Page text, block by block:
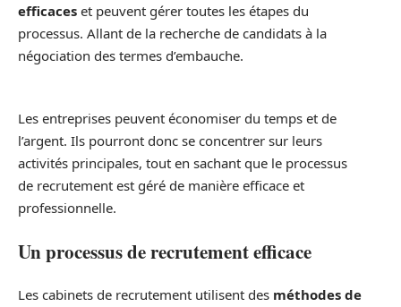
efficaces et peuvent gérer toutes les étapes du
processus. Allant de la recherche de candidats à la
négociation des termes d’embauche.
Les entreprises peuvent économiser du temps et de
l’argent. Ils pourront donc se concentrer sur leurs
activités principales, tout en sachant que le processus
de recrutement est géré de manière efficace et
professionnelle.
Un processus de recrutement efficace
Les cabinets de recrutement utilisent des méthodes de